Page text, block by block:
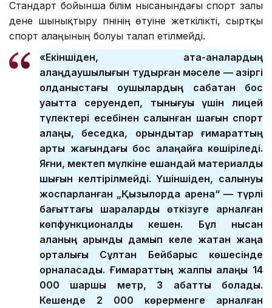
Стандарт бойынша білім нысанындағы спорт залы
дене шынықтыру пәнінің өтуіне жеткілікті, сыртқы
спорт алаңының болуы талап етілмейді.
«Екіншіден, ата-аналардың
алаңдаушылығын тудырған мәселе — қазіргі
қолданыстағы оқушылардың сабақтан бос
уақытта серуендеп, тынығуы үшін лицей
түлектері есебінен салынған шағын спорт
алаңы, беседка, орындықтар ғимараттың
артқы жағындағы бос алаңқайға көшіріледі.
Яғни, мектеп мүлкіне ешқандай материалдық
шығын келтірілмейді. Үшіншіден, салынуы
жоспарланған „Қызылорда арена“ — түрлі
бағыттағы шараларды өткізуге арналған
көпфункционалды кешен. Бұл нысан
қаланың қарқынды дамып келе жатқан жаңа
орталығы Сұлтан Бейбарыс көшесінде
орналасады. Ғимараттың жалпы алаңы 14
000 шаршы метр, 3 қабатты болады.
Кешенде 2 000 көрерменге арналған